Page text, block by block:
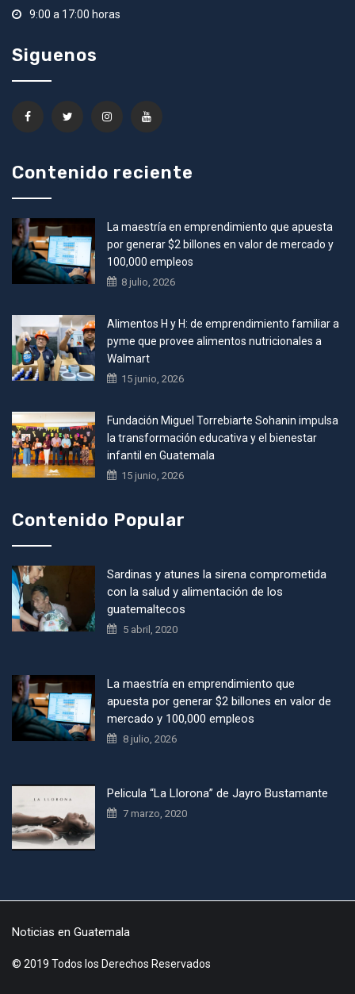
9:00 a 17:00 horas
Siguenos
Contenido reciente
La maestría en emprendimiento que apuesta
por generar $2 billones en valor de mercado y
100,000 empleos
8 julio, 2026
Alimentos H y H: de emprendimiento familiar a
pyme que provee alimentos nutricionales a
Walmart
15 junio, 2026
Fundación Miguel Torrebiarte Sohanin impulsa
la transformación educativa y el bienestar
infantil en Guatemala
15 junio, 2026
Contenido Popular
Sardinas y atunes la sirena comprometida
con la salud y alimentación de los
guatemaltecos
5 abril, 2020
La maestría en emprendimiento que
apuesta por generar $2 billones en valor de
mercado y 100,000 empleos
8 julio, 2026
Pelicula “La Llorona” de Jayro Bustamante
7 marzo, 2020
Noticias en Guatemala
© 2019 Todos los Derechos Reservados